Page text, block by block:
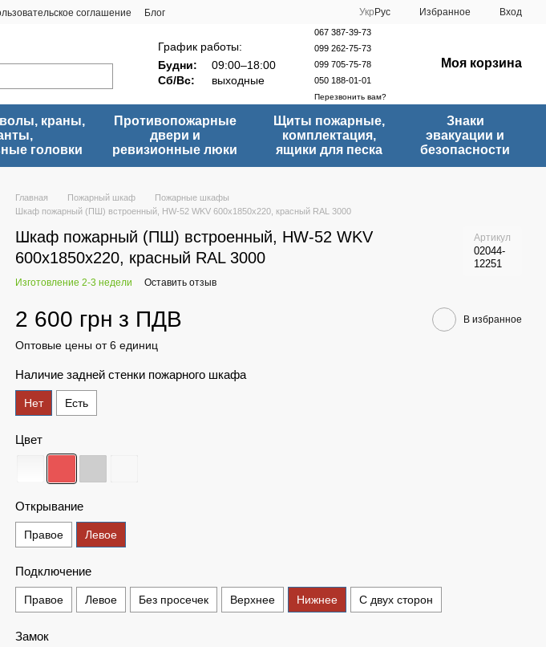
соглашение Блог Укр Рус Избранное Вход
График работы:
Будни:
09:00–18:00
Сб/Вс:
выходные
067 387-39-73
099 262-75-73
099 705-75-78
050 188-01-01
Перезвонить вам?
Моя корзина
краны,
головки
Противопожарные
двери и
ревизионные люки
Щиты пожарные,
комплектация,
ящики для песка
Знаки
эвакуации и
безопасности
Главная Пожарный шкаф
Пожарные шкафы
Шкаф пожарный (ПШ) встроенный, HW-52 WKV 600х1850х220, красный RAL 3000
Шкаф пожарный (ПШ) встроенный, HW-52 WKV
600х1850х220, красный RAL 3000
Артикул
02044-
12251
Изготовление 2-3 недели Оставить отзыв
2 600 грн з ПДВ В избранное
Оптовые цены от 6 единиц
Наличие задней стенки пожарного шкафа
Нет Есть
Цвет
Открывание
Правое Левое
Подключение
Правое Левое Без просечек Верхнее Нижнее С двух сторон
Замок